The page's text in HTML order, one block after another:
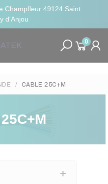
Champfleur 49124 Saint
d'Anjou
0
CABLE 25C+M